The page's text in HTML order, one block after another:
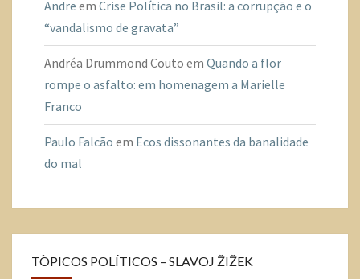
Andre em Crise Política no Brasil: a corrupção e o
“vandalismo de gravata”
Andréa Drummond Couto em Quando a flor
rompe o asfalto: em homenagem a Marielle
Franco
Paulo Falcão em Ecos dissonantes da banalidade
do mal
TÒPICOS POLÍTICOS – SLAVOJ ŽIŽEK